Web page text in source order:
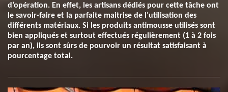
d’opération. En effet, les artisans dédiés pour cette tâche ont
le savoir-faire et la parfaite maitrise de l’utilisation des
différents matériaux. Si les produits antimousse utilisés sont
bien appliqués et surtout effectués régulièrement (1 à 2 fois
par an), ils sont sûrs de pourvoir un résultat satisfaisant à
pourcentage total.